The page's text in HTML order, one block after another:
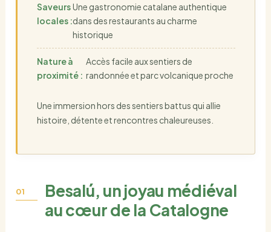
Saveurs
locales :
Une gastronomie catalane authentique
dans des restaurants au charme
historique
Nature à
proximité :
Accès facile aux sentiers de
randonnée et parc volcanique proche
Une immersion hors des sentiers battus qui allie
histoire, détente et rencontres chaleureuses.
Besalú, un joyau médiéval
au cœur de la Catalogne